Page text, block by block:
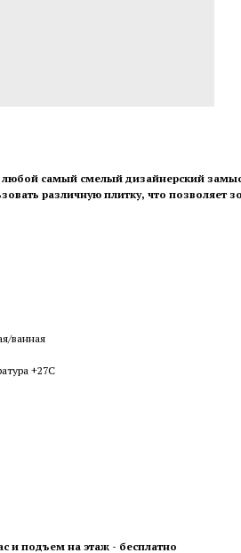
самый смелый дизайнерский
различную плитку, что
ванная
+27С
и подъем на этаж - бесплатно